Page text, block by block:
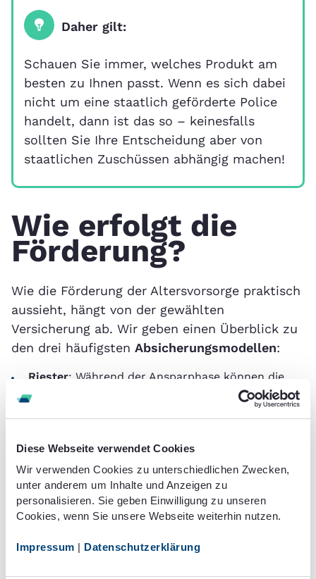
Diese Webseite verwendet Cookies
Wir verwenden Cookies zu unterschiedlichen Zwecken,
unter anderem um Inhalte und Anzeigen zu
personalisieren. Sie geben Einwilligung zu unseren
Cookies, wenn Sie unsere Webseite weiterhin nutzen.
Impressum | Datenschutzerklärung
Daher gilt:
Schauen Sie immer, welches Produkt am
besten zu Ihnen passt. Wenn es sich dabei
nicht um eine staatlich geförderte Police
handelt, dann ist das so – keinesfalls
sollten Sie Ihre Entscheidung aber von
staatlichen Zuschüssen abhängig machen!
Wie erfolgt die
Förderung?
Wie die Förderung der Altersvorsorge praktisch
aussieht, hängt von der gewählten
Versicherung ab. Wir geben einen Überblick zu
den drei häufigsten Absicherungsmodellen:
Riester: Während der Ansparphase können die
Beiträge steuerlich voll als Sonderausgaben
abgezogen werden. Zusätzlich gibt es sogenannte
fließen. Die spätere Rente unterliegt voll der
Rürup: Sie wird wie die gesetzliche
Rentenversicherung behandelt. Bis zum
Höchstbetrag von (Stand 2022) 25.787 Euro
werden. Später unterliegt die Rente mit dem